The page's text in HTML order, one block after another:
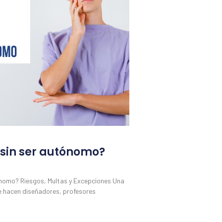
ser autónomo?
Riesgos, Multas y Excepciones Una
diseñadores, profesores